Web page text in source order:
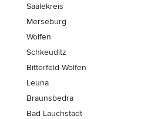
Saalekreis
Merseburg
Wolfen
Schkeuditz
Bitterfeld-Wolfen
Leuna
Braunsbedra
Bad Lauchstädt